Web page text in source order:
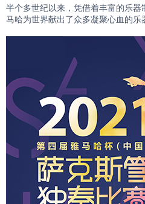
半个多世纪以来，凭借着丰富的乐
马哈为世界献出了众多凝聚心血的乐